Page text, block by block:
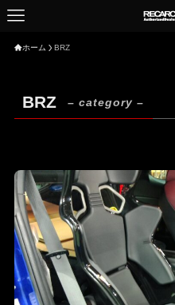
ホーム BRZ
BRZ – category –